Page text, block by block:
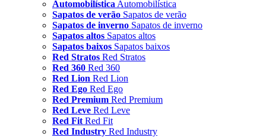
Automobilística Automobilística
Sapatos de verão Sapatos de verão
Sapatos de inverno Sapatos de inverno
Sapatos altos Sapatos altos
Sapatos baixos Sapatos baixos
Red Stratos Red Stratos
Red 360 Red 360
Red Lion Red Lion
Red Ego Red Ego
Red Premium Red Premium
Red Leve Red Leve
Red Fit Red Fit
Red Industry Red Industry